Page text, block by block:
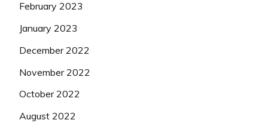
February 2023
January 2023
December 2022
November 2022
October 2022
August 2022